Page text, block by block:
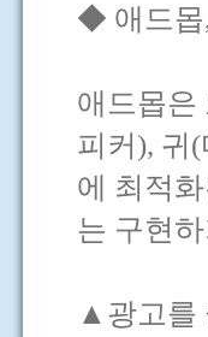
◆ 애드몹
애드몹은
피커), 귀
에 최적
는 구현
▲광고를